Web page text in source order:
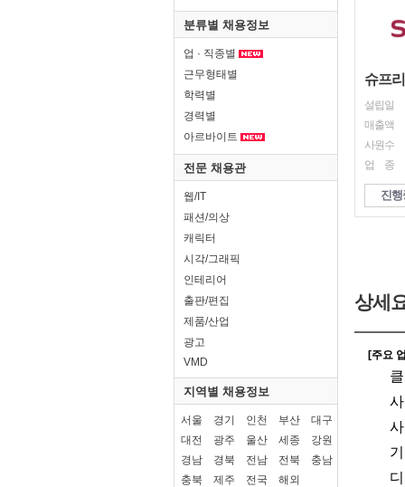
분류별 채용정보
업 · 직종별
근무형태별
학력별
경력별
아르바이트
전문 채용관
웹/IT
패션/의상
캐릭터
시각/그래픽
인테리어
출판/편집
제품/산업
광고
VMD
지역별 채용정보
서울 경기 인천 부산
대구
대전
광주 울산 세종
강원
경남
경북 전남 전북
충남
충북
제주 전국 해외
슈프
설립일
매출액
사원수
업 종
진행
상세